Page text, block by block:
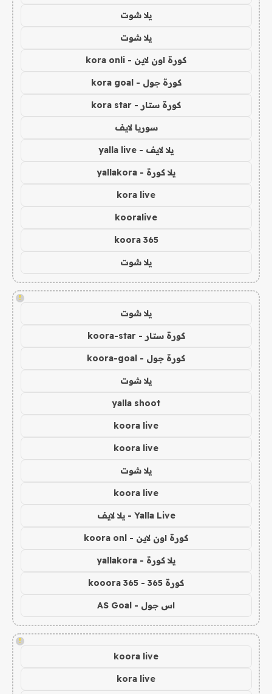
يلا شوت
يلا شوت
كورة اون لاين - kora onli
كورة جول - kora goal
كورة ستار - kora star
سوريا لايف
يلا لايف - yalla live
يلا كورة - yallakora
kora live
kooralive
koora 365
يلا شوت
!
يلا شوت
كورة ستار - koora-star
كورة جول - koora-goal
يلا شوت
yalla shoot
koora live
koora live
يلا شوت
koora live
Yalla Live - يلا لايف
كورة اون لاين - koora onl
يلا كورة - yallakora
كورة 365 - kooora 365
اس جول - AS Goal
!
koora live
kora live